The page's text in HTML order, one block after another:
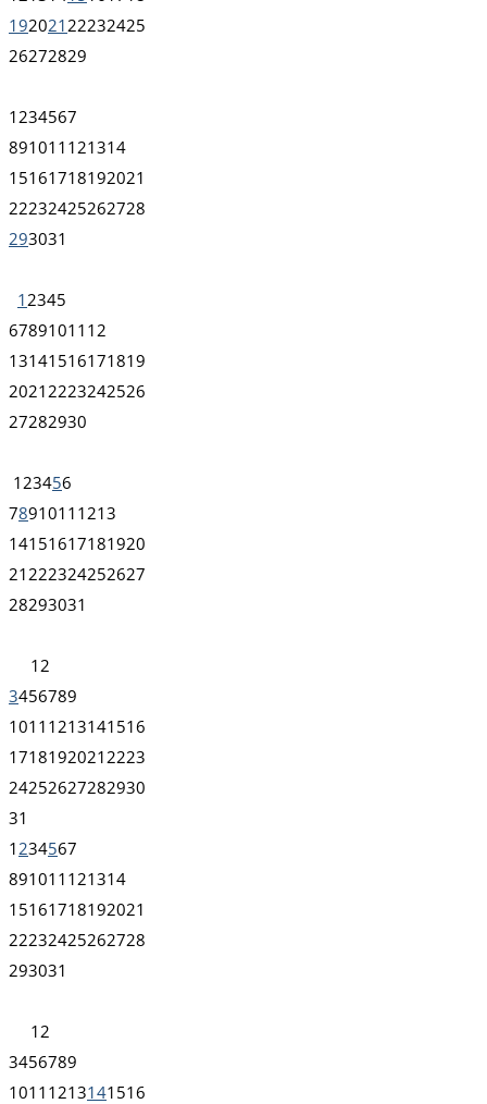
192021 22232425
26272829
1 234567
891011 121314
15161718192021
22232425262728
293031
1 2345
67891011 12
13141516171819
2021 2223242526
27282930
1 23456
7891011 1213
14151617181920
21 222324252627
28293031
1 2
3456789
1011 1213141516
1718192021 2223
24252627282930
31
1 234567
891011 121314
15161718192021
22232425262728
293031
1 2
3456789
1011 1213141516